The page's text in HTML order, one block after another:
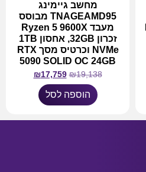
מחשב גיימינג
TNAGEAMD95 מבוסס
מעבד Ryzen 5 9600X
זכרון 32GB, אחסון 1TB
NVMe וכרטיס מסך RTX
5090 SOLID OC 24GB
₪19,138
₪17,759
הוספה לסל